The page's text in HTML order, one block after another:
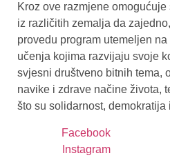
Kroz ove razmjene
iz različitih zemalja da
provedu program utemeljen
učenja kojima razvijaju svoje
svjesni društveno bitnih tema,
navike i zdrave načine života,
što su solidarnost, demokratija
Facebook
Instagram